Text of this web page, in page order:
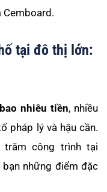
Cemboard.
tại đô thị lớn:
nhiêu tiền, nhiều
pháp lý và hậu cần.
trăm công trình tại
bạn những điểm đặc